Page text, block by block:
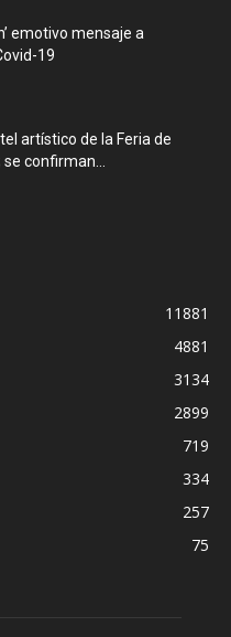
emotivo mensaje a
19
artístico de la Feria de
confirman...
11881
4881
3134
2899
719
334
257
75